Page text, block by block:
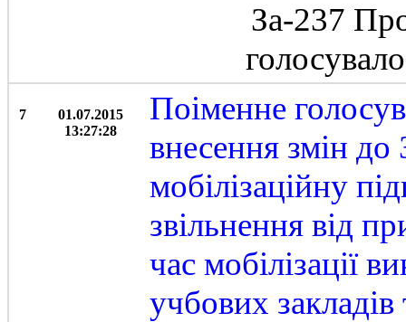
За-237
7
01.07.2015
13:27:28
Поіменне
внесення змін
мобілізаційну
звільнення від
час мобілізації
учбових закладів